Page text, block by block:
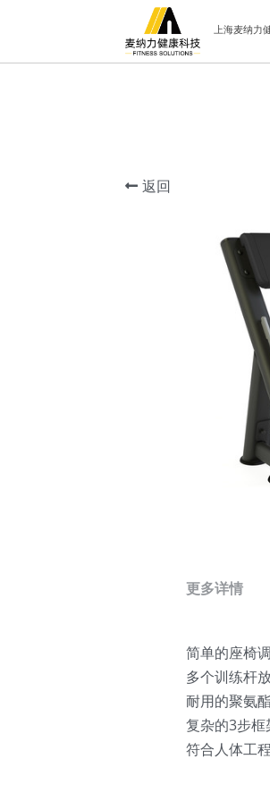
上海麦纳力
返回
更多详情
简单的座椅
多个训练杆
耐用的聚氨
复杂的3步
符合人体工